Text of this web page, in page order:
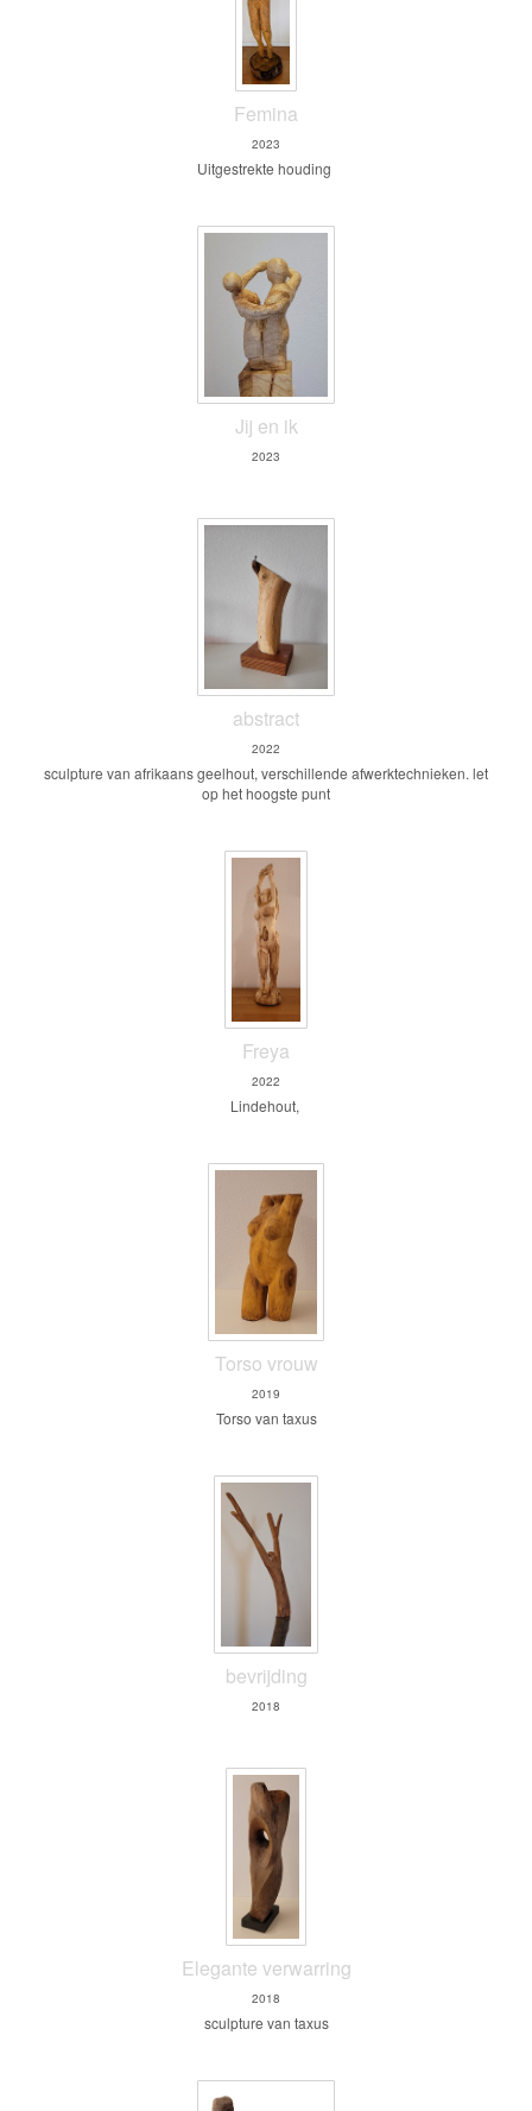
Femina
2023
Uitgestrekte houding
Jij en ik
2023
abstract
2022
sculpture van afrikaans geelhout, verschillende afwerktechnieken. let
op het hoogste punt
Freya
2022
Lindehout,
Torso vrouw
2019
Torso van taxus
bevrijding
2018
Elegante verwarring
2018
sculpture van taxus